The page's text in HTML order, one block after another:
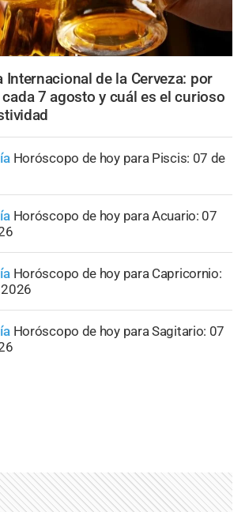
Internacional de la Cerveza: por
7 agosto y cuál es el curioso
Horóscopo de hoy para Piscis: 07 de
Horóscopo de hoy para Acuario: 07
Horóscopo de hoy para Capricornio:
Horóscopo de hoy para Sagitario: 07